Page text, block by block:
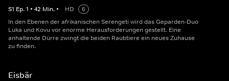
S1 Ep.1 • 42 Min. • HD
6
In den Ebenen der afrikanischen Serengeti wird das Geparden-Duo
Luka und Kovu vor enorme Herausforderungen gestellt. Eine
anhaltende Dürre zwingt die beiden Raubtiere ein neues Zuhause
zu finden.
Eisbär